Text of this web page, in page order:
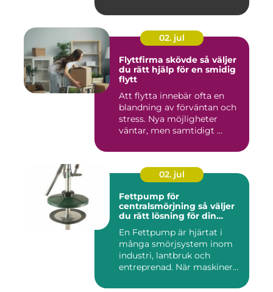
02. jul
Flyttfirma skövde så väljer
du rätt hjälp för en smidig
flytt
Att flytta innebär ofta en
blandning av förväntan och
stress. Nya möjligheter
väntar, men samtidigt ...
02. jul
Fettpump för
centralsmörjning så väljer
du rätt lösning för din
En Fettpump är hjärtat i
många smörjsystem inom
industri, lantbruk och
entreprenad. När maskiner